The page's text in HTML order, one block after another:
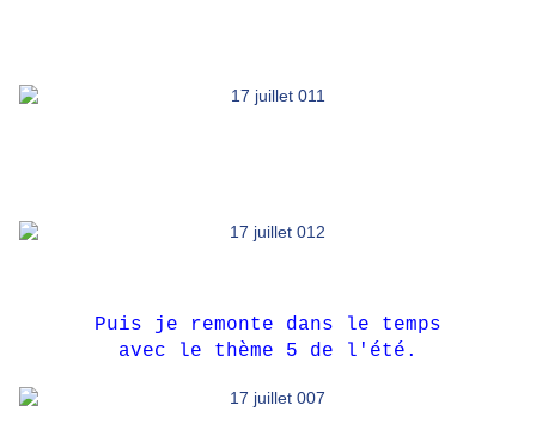
Puis je remonte dans le temps
avec le thème 5 de l'été.